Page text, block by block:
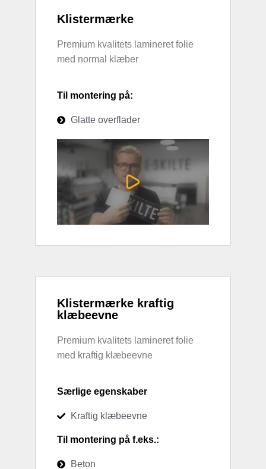
Klistermærke
Premium kvalitets lamineret folie
med normal klæber
Til montering på:
Glatte overflader
Klistermærke kraftig
klæbeevne
Premium kvalitets lamineret folie
med kraftig klæbeevne
Særlige egenskaber
Kraftig klæbeevne
Til montering på f.eks.:
Beton